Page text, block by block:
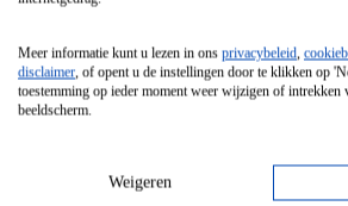
Vrijstaande Magnetron
Vrijstaande Kookplaat
Inbouw Gaskookplaat
Meer informatie kunt u lezen in ons privacybeleid,
disclaimer, of opent u de instellingen door te klikken op
toestemming op ieder moment weer wijzigen of
beeldscherm.
Weigeren